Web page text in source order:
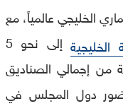
الخليجي عالمياً، مع
الخليجية
إلى نحو 5
بما يمثل 30.3 بالمئة من إجمالي الصناديق
دول المجلس في